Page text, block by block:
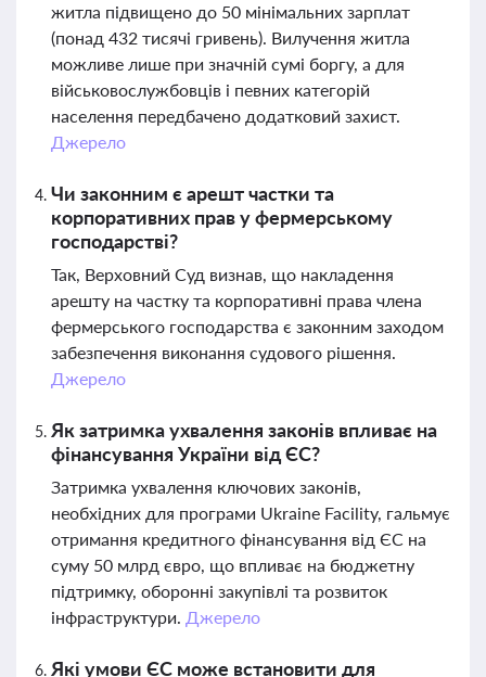
житла підвищено до 50 мінімальних зарплат
(понад 432 тисячі гривень). Вилучення житла
можливе лише при значній сумі боргу, а для
військовослужбовців і певних категорій
населення передбачено додатковий захист.
Джерело
Чи законним є арешт частки та
корпоративних прав у фермерському
господарстві?
Так, Верховний Суд визнав, що накладення
арешту на частку та корпоративні права члена
фермерського господарства є законним заходом
забезпечення виконання судового рішення.
Джерело
Як затримка ухвалення законів впливає на
фінансування України від ЄС?
Затримка ухвалення ключових законів,
необхідних для програми Ukraine Facility, гальмує
отримання кредитного фінансування від ЄС на
суму 50 млрд євро, що впливає на бюджетну
підтримку, оборонні закупівлі та розвиток
інфраструктури. Джерело
Які умови ЄС може встановити для